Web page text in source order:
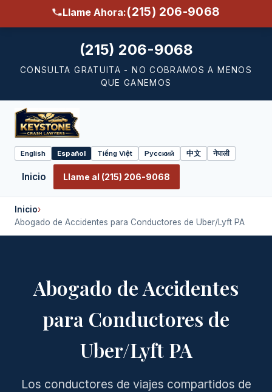
Llame Ahora:(215) 206-9068
(215) 206-9068
CONSULTA GRATUITA - NO COBRAMOS A MENOS
QUE GANEMOS
Select
language
English Español Tiếng Việt Русский 中文 नेपाली
Inicio Llame al (215) 206-9068
Inicio›
Abogado de Accidentes para Conductores de Uber/Lyft PA
Abogado de Accidentes
para Conductores de
Uber/Lyft PA
Los conductores de viajes compartidos de